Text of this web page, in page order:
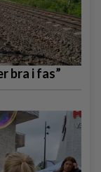
bra i fas”